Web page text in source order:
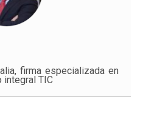
firma especializada en
integral TIC